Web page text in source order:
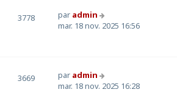
3778 par admin
mar. 18 nov. 2025 16:56
3669 par admin
mar. 18 nov. 2025 16:28